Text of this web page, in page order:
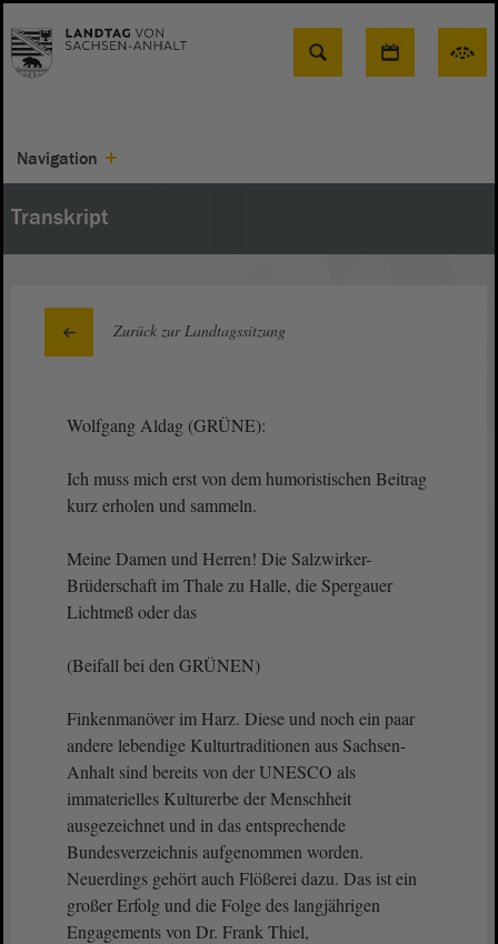
Suche
Navigation
Transkript
Zurück zur Landtagssitzung
Wolfgang Aldag (GRÜNE):
Ich muss mich erst von dem humoristischen Beitrag
kurz erholen und sammeln.
Meine Damen und Herren! Die Salzwirker-
Brüderschaft im Thale zu Halle, die Spergauer
Lichtmeß oder das
(Beifall bei den GRÜNEN)
Finkenmanöver im Harz. Diese und noch ein paar
andere lebendige Kulturtraditionen aus Sachsen-
Anhalt sind bereits von der UNESCO als
immaterielles Kulturerbe der Menschheit
ausgezeichnet und in das entsprechende
Bundesverzeichnis aufgenommen worden.
Neuerdings gehört auch Flößerei dazu. Das ist ein
großer Erfolg und die Folge des langjährigen
Engagements von Dr. Frank Thiel,